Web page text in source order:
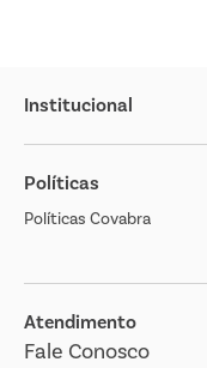
Institucional
Sobre o Covabra
Nossas Lojas
Cliente Bem Estar
Jornal de Ofertas
Transparência Salarial
Políticas
Políticas Covabra
Atendimento
Fale Conosco